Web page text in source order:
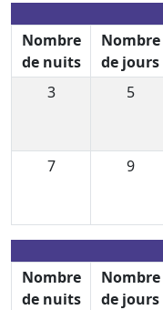
Nombre
de nuits
Nombre
de jours
3
5
7
9
Nombre
de nuits
Nombre
de jours